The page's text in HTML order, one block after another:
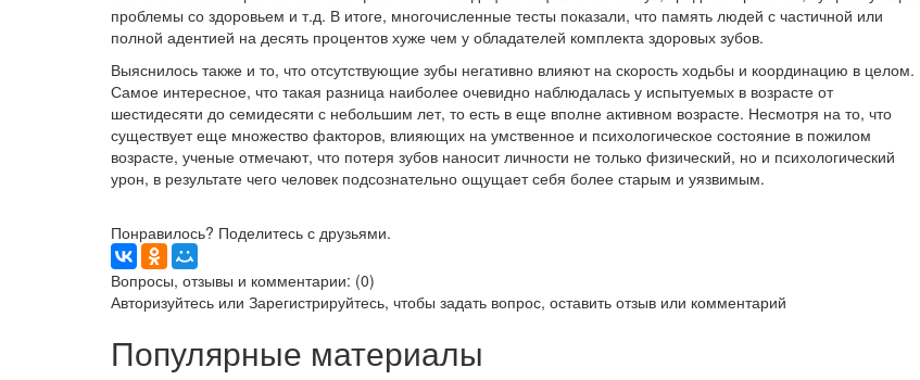
проблемы со здоровьем и т.д. В итоге, многочисленные тесты показали, что память людей с частичной или
полной адентией на десять процентов хуже чем у обладателей комплекта здоровых зубов.
Выяснилось также и то, что отсутствующие зубы негативно влияют на скорость ходьбы и координацию в целом.
Самое интересное, что такая разница наиболее очевидно наблюдалась у испытуемых в возрасте от
шестидесяти до семидесяти с небольшим лет, то есть в еще вполне активном возрасте. Несмотря на то, что
существует еще множество факторов, влияющих на умственное и психологическое состояние в пожилом
возрасте, ученые отмечают, что потеря зубов наносит личности не только физический, но и психологический
урон, в результате чего человек подсознательно ощущает себя более старым и уязвимым.
Понравилось? Поделитесь с друзьями.
Вопросы, отзывы и комментарии: (0)
Авторизуйтесь или Зарегистрируйтесь, чтобы задать вопрос, оставить отзыв или комментарий
Популярные материалы